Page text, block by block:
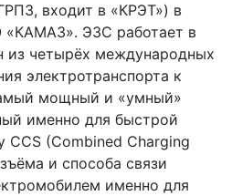
входит в «КРЭТ») в
«КАМАЗ». ЭЗС работает в
из четырёх международных
электротранспорта к
мощный и «умный»
именно для быстрой
CCS (Combined Charging
и способа связи
именно для